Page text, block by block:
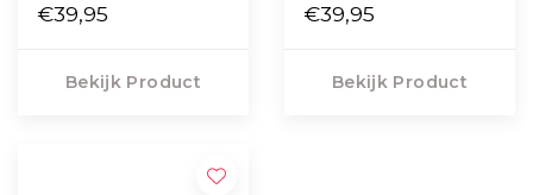
scales
€39,95
Bekijk Product
scales
€39,95
Bekijk Product